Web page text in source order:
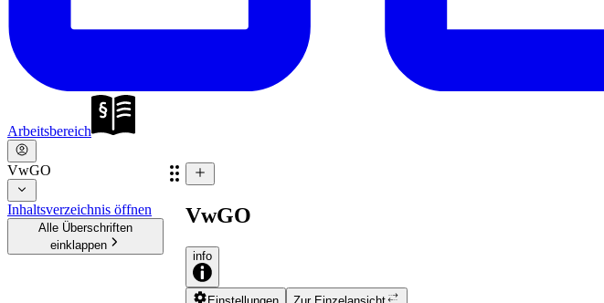
Arbeitsbereich
VwGO
Inhaltsverzeichnis öffnen
Alle Überschriften
einklappen
VwGO
info